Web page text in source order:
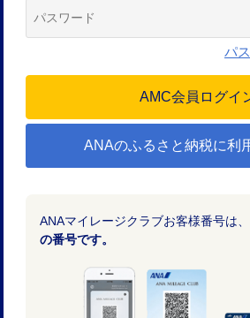
パ
ANAのふるさと納税に利
ANAマイレージクラブお客様番号は、
の番号です。